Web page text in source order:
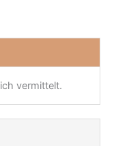
vermittelt.